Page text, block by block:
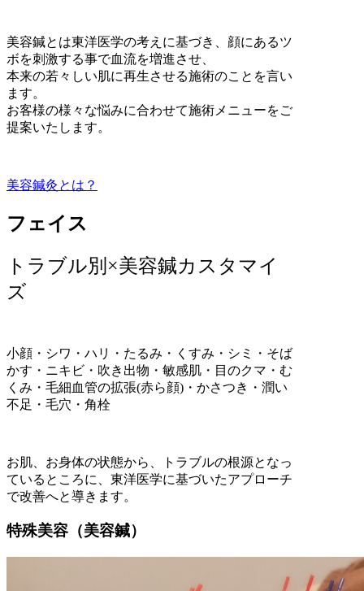
美容鍼とは東洋医学の考えに基づき、顔にあるツ
ボを刺激する事で血流を増進させ、
本来の若々しい肌に再生させる施術のことを言い
ます。
お客様の様々な悩みに合わせて施術メニューをご
提案いたします。
美容鍼灸とは？
フェイス
トラブル別×美容鍼カスタマイ
ズ
小顔・シワ・ハリ・たるみ・くすみ・シミ・そば
かす・ニキビ・吹き出物・敏感肌・目のクマ・む
くみ・毛細血管の拡張(赤ら顔)・かさつき・潤い
不足・毛穴・角栓
お肌、お身体の状態から、トラブルの根源となっ
ているところに、東洋医学に基づいたアプローチ
で改善へと導きます。
特殊美容（美容鍼）